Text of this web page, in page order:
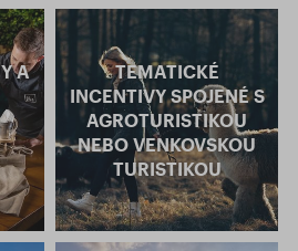
A
TEMATICKÉ
INCENTIVY SPOJENÉ S
AGROTURISTIKOU
NEBO VENKOVSKOU
TURISTIKOU